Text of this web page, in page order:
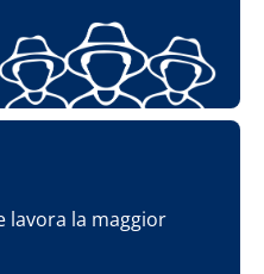
lavora la maggior